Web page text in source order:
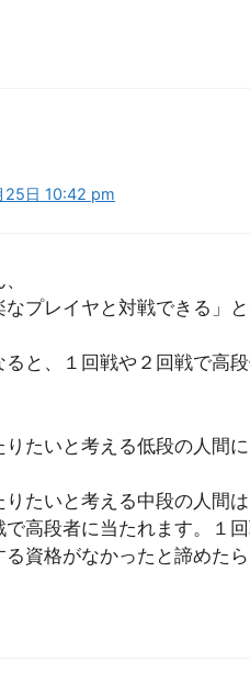
25日 10:42 pm
なプレイヤと対戦できる」
ると、１回戦や２回戦で高
りたいと考える低段の人間
りたいと考える中段の人間
で高段者に当たれます。１
資格がなかったと諦めたら